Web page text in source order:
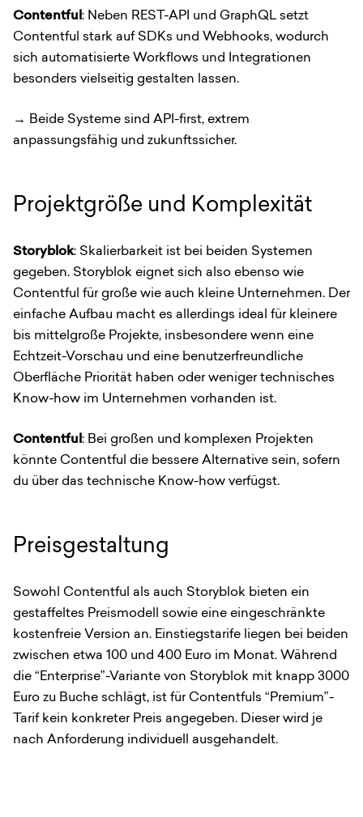
Contentful: Neben REST-API und GraphQL setzt
Contentful stark auf SDKs und Webhooks, wodurch
sich automatisierte Workflows und Integrationen
besonders vielseitig gestalten lassen.
→ Beide Systeme sind API-first, extrem
anpassungsfähig und zukunftssicher.
Projektgröße und Komplexität
Storyblok: Skalierbarkeit ist bei beiden Systemen
gegeben. Storyblok eignet sich also ebenso wie
Contentful für große wie auch kleine Unternehmen. Der
einfache Aufbau macht es allerdings ideal für kleinere
bis mittelgroße Projekte, insbesondere wenn eine
Echtzeit-Vorschau und eine benutzerfreundliche
Oberfläche Priorität haben oder weniger technisches
Know-how im Unternehmen vorhanden ist.
Contentful: Bei großen und komplexen Projekten
könnte Contentful die bessere Alternative sein, sofern
du über das technische Know-how verfügst.
Preisgestaltung
Sowohl Contentful als auch Storyblok bieten ein
gestaffeltes Preismodell sowie eine eingeschränkte
kostenfreie Version an. Einstiegstarife liegen bei beiden
zwischen etwa 100 und 400 Euro im Monat. Während
die “Enterprise”-Variante von Storyblok mit knapp 3000
Euro zu Buche schlägt, ist für Contentfuls “Premium”-
Tarif kein konkreter Preis angegeben. Dieser wird je
nach Anforderung individuell ausgehandelt.